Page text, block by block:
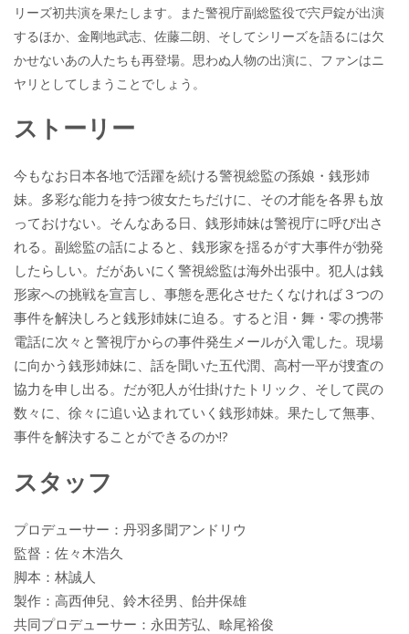
リーズ初共演を果たします。また警視庁副総監役で宍戸錠が出演
するほか、金剛地武志、佐藤二朗、そしてシリーズを語るには欠
かせないあの人たちも再登場。思わぬ人物の出演に、ファンはニ
ヤリとしてしまうことでしょう。
ストーリー
今もなお日本各地で活躍を続ける警視総監の孫娘・銭形姉
妹。多彩な能力を持つ彼女たちだけに、その才能を各界も放
っておけない。そんなある日、銭形姉妹は警視庁に呼び出さ
れる。副総監の話によると、銭形家を揺るがす大事件が勃発
したらしい。だがあいにく警視総監は海外出張中。犯人は銭
形家への挑戦を宣言し、事態を悪化させたくなければ３つの
事件を解決しろと銭形姉妹に迫る。すると泪・舞・零の携帯
電話に次々と警視庁からの事件発生メールが入電した。現場
に向かう銭形姉妹に、話を聞いた五代潤、高村一平が捜査の
協力を申し出る。だが犯人が仕掛けたトリック、そして罠の
数々に、徐々に追い込まれていく銭形姉妹。果たして無事、
事件を解決することができるのか!?
スタッフ
プロデューサー：丹羽多聞アンドリウ
監督：佐々木浩久
脚本：林誠人
製作：高西伸兒、鈴木径男、飴井保雄
共同プロデューサー：永田芳弘、畭尾裕俊